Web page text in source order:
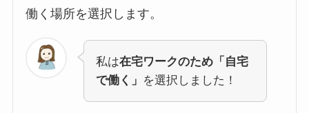
働く場所を選択します。
私は在宅ワークのため「自宅
で働く」 を選択しました！